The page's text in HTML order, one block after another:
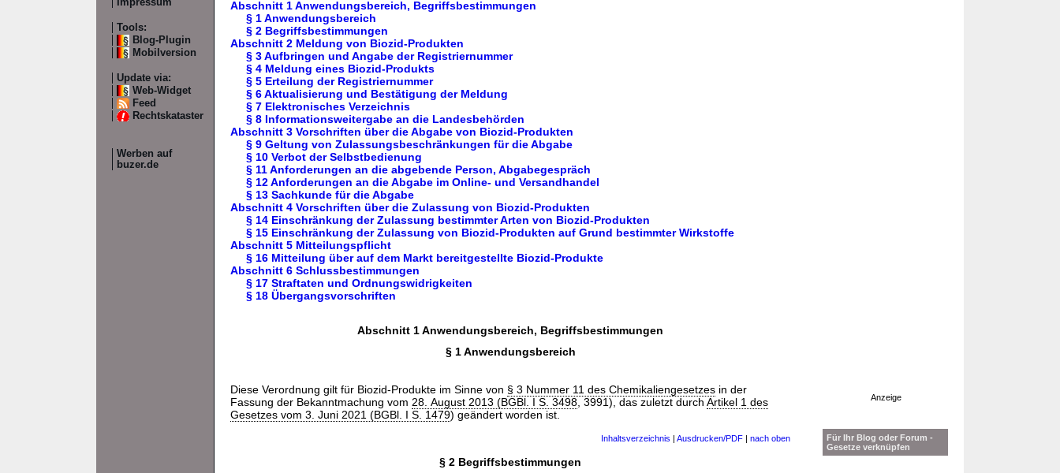
Impressum
Tools:
Blog-Plugin
Mobilversion
Update via:
Web-Widget
Feed
Rechtskataster
Werben auf
buzer.de
Abschnitt 1 Anwendungsbereich, Begriffsbestimmungen
§ 1 Anwendungsbereich
§ 2 Begriffsbestimmungen
Abschnitt 2 Meldung von Biozid-Produkten
§ 3 Aufbringen und Angabe der Registriernummer
§ 4 Meldung eines Biozid-Produkts
§ 5 Erteilung der Registriernummer
§ 6 Aktualisierung und Bestätigung der Meldung
§ 7 Elektronisches Verzeichnis
§ 8 Informationsweitergabe an die Landesbehörden
Abschnitt 3 Vorschriften über die Abgabe von Biozid-Produkten
§ 9 Geltung von Zulassungsbeschränkungen für die Abgabe
§ 10 Verbot der Selbstbedienung
§ 11 Anforderungen an die abgebende Person, Abgabegespräch
§ 12 Anforderungen an die Abgabe im Online- und Versandhandel
§ 13 Sachkunde für die Abgabe
Abschnitt 4 Vorschriften über die Zulassung von Biozid-Produkten
§ 14 Einschränkung der Zulassung bestimmter Arten von Biozid-Produkten
§ 15 Einschränkung der Zulassung von Biozid-Produkten auf Grund bestimmter Wirkstoffe
Abschnitt 5 Mitteilungspflicht
§ 16 Mitteilung über auf dem Markt bereitgestellte Biozid-Produkte
Abschnitt 6 Schlussbestimmungen
§ 17 Straftaten und Ordnungswidrigkeiten
§ 18 Übergangsvorschriften
Abschnitt 1 Anwendungsbereich, Begriffsbestimmungen
§ 1 Anwendungsbereich
Diese Verordnung gilt für Biozid-Produkte im Sinne von § 3 Nummer 11 des Chemikaliengesetzes in der
Fassung der Bekanntmachung vom 28. August 2013 (BGBl. I S. 3498, 3991), das zuletzt durch Artikel 1 des
Gesetzes vom 3. Juni 2021 (BGBl. I S. 1479) geändert worden ist.
Inhaltsverzeichnis Ausdrucken/PDF nach oben
§ 2 Begriffsbestimmungen
Anzeige
Für Ihr Blog oder Forum -
Gesetze verknüpfen